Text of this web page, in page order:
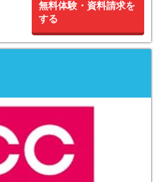
無料体験・資料請求を
する